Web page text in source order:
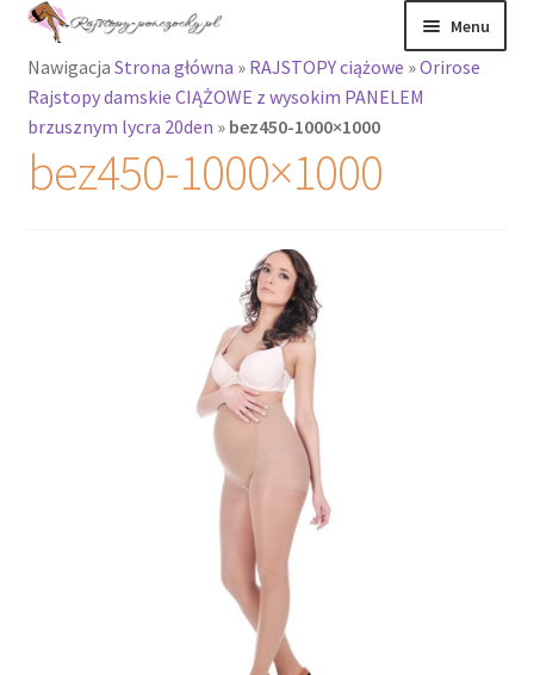
Przejdź
nawigacji
Przejdź
treści
Menu
Rajstopy
Rozwiń
menu
potomne
Nawigacja Strona główna » RAJSTOPY ciążowe »Orirose
Rajstopy damskie CIĄŻOWE z wysokim PANELEM
brzusznym lycra 20den » bez450-1000×1000
bez450-1000×1000